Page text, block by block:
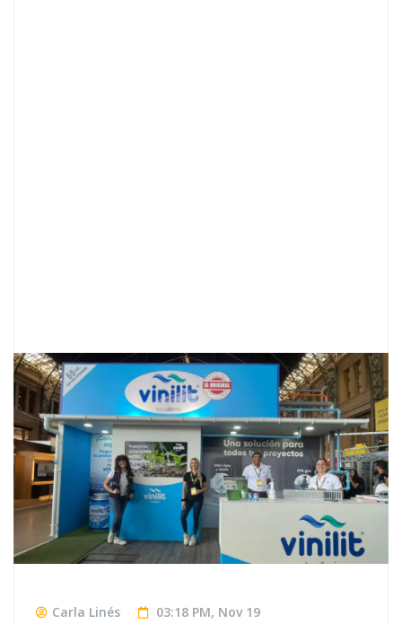
Carla Linés 03:18 PM, Nov 19